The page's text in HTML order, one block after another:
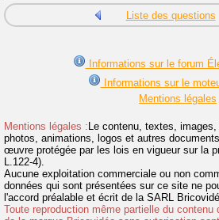
Liste des questions
Informations sur le forum
Informations sur le
Mentions légales
Mentions légales : Le contenu, textes,
photos, animations, logos et autres
œuvre protégée par les lois en vigueur sur la
L.122-4).
Aucune exploitation commerciale ou non
données qui sont présentées sur ce site ne
l'accord préalable et écrit de la SARL
Toute reproduction même partielle du